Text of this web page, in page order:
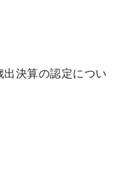
決算の認定につい